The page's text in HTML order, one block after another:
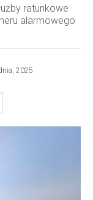
ratunkowe
alarmowego
2025